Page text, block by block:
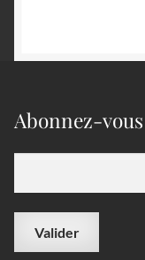
Abonnez-